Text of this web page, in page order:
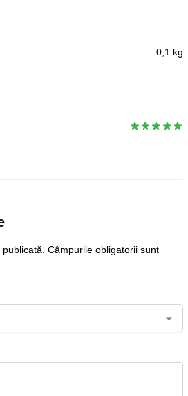
0,1 kg
Câmpurile obligatorii sunt